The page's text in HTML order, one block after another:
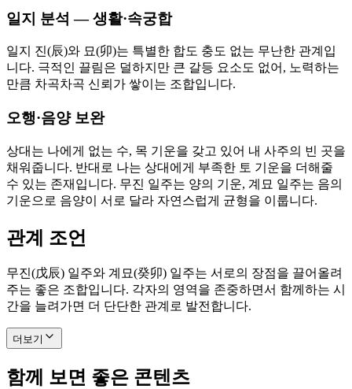
일지 분석 — 생활·속궁합
일지 진(辰)와 묘(卯)는 특별한 합도 충도 없는 무난한 관계입
니다. 극적인 끌림은 덜하지만 큰 갈등 요소도 없어, 노력하는
만큼 차곡차곡 신뢰가 쌓이는 조합입니다.
오행·음양 보완
상대는 나에게 없는 수, 목 기운을 갖고 있어 내 사주의 빈 곳을
채워줍니다. 반대로 나는 상대에게 부족한 토 기운을 더해줄
수 있는 존재입니다. 무진 일주는 양의 기운, 계묘 일주는 음의
기운으로 음양이 서로 달라 자연스럽게 균형을 이룹니다.
관계 조언
무진(戊辰) 일주와 계묘(癸卯) 일주는 서로의 장점을 끌어올려
주는 좋은 조합입니다. 각자의 영역을 존중하면서 함께하는 시
간을 늘려가면 더 단단한 관계로 발전합니다.
더보기
함께 보면 좋은 콘텐츠